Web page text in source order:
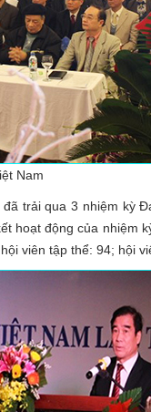
Nam
trải qua 3 nhiệm kỳ
hoạt động của
viên tập thể: 94; hội